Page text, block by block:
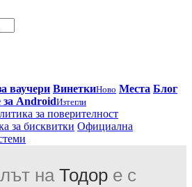
ваучери ВинеткиНово Места Блог
AndroidИзтегли
за поверителност
за бисквитки Официална
на Тодор е с